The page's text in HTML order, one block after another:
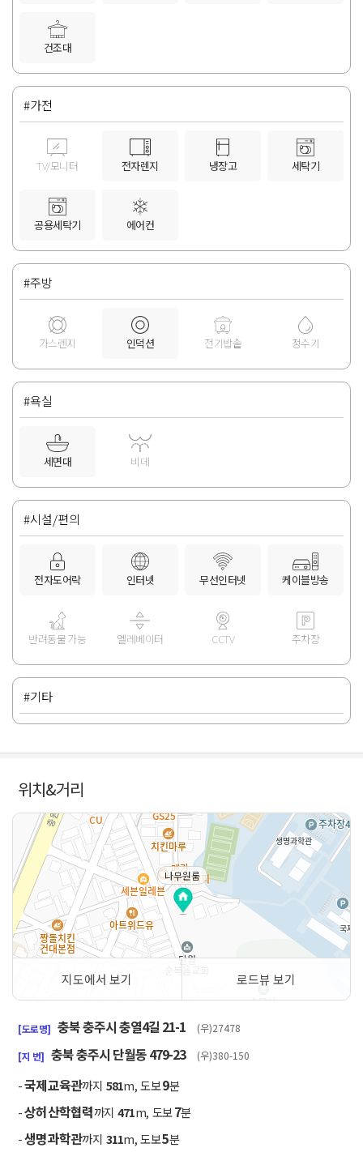
건조대
#가전
TV/모니터 전자렌지 냉장고 세탁기
공용세탁기 에어컨
#주방
가스렌지 인덕션 전기밥솥 정수기
#욕실
세면대 비데
#시설/편의
전자도어락 인터넷 무선인터넷 케이블방송
반려동물 가능 엘레베이터 CCTV 주차장
#기타
위치&거리
나무원룸
지도에서 보기 로드뷰 보기
[도로명] 충북 충주시 충열4길 21-1 (우)27478
[지 번] 충북 충주시 단월동 479-23 (우)380-150
-국제교육관까지 581m, 도보9분
-상허산학협력까지 471m, 도보7분
-생명과학관까지 311m, 도보5분